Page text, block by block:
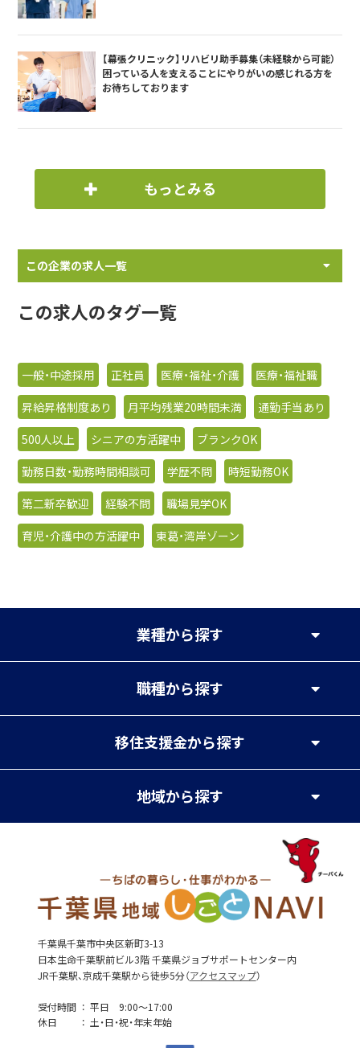
【幕張クリニック】リハビリ助手募集（未経験から可能）
困っている人を支えることにやりがいの感じれる方を
お待ちしております
もっとみる
この企業の求人一覧
この求人のタグ一覧
一般・中途採用 正社員 医療・福祉・介護
医療・福祉職
昇給昇格制度あり
月平均残業20時間未満
通勤手当あり
500人以上
シニアの方活躍中
ブランクOK
勤務日数・勤務時間相談可
学歴不問
時短勤務OK
第二新卒歓迎
経験不問
職場見学OK
育児・介護中の方活躍中
東葛・湾岸ゾーン
業種から探す
職種から探す
移住支援金から探す
地域から探す
千葉県千葉市中央区新町3-13
日本生命千葉駅前ビル3階 千葉県ジョブサポートセンター内
JR千葉駅、京成千葉駅から徒歩5分（アクセスマップ）
受付時間
平日 9:00～17:00
休日
土・日・祝・年末年始